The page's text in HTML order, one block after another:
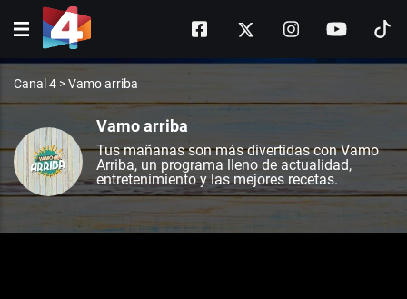
Canal 4 >Vamo arriba
Vamo arriba
Tus mañanas son más divertidas con Vamo
Arriba, un programa lleno de actualidad,
entretenimiento y las mejores recetas.